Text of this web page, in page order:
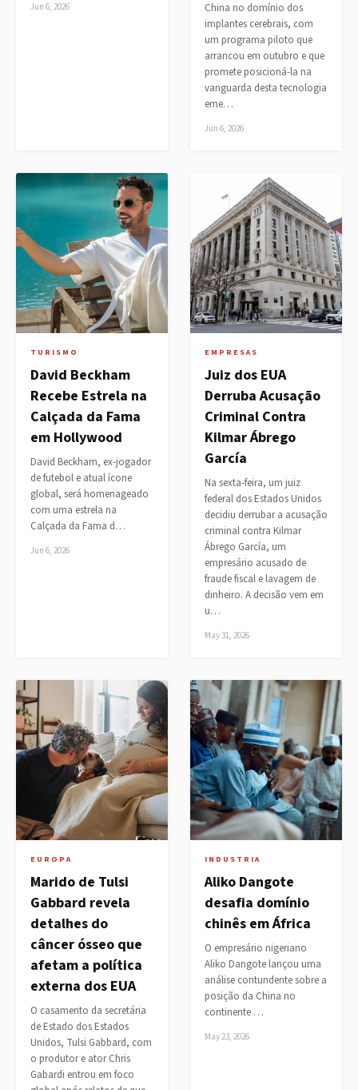
Jun 6, 2026
China no domínio dos
implantes cerebrais, com
um programa piloto que
arrancou em outubro e que
promete posicioná-la na
vanguarda desta tecnologia
eme…
Jun 6, 2026
TURISMO
David Beckham
Recebe Estrela na
Calçada da Fama
em Hollywood
David Beckham, ex-jogador
de futebol e atual ícone
global, será homenageado
com uma estrela na
Calçada da Fama d…
Jun 6, 2026
EMPRESAS
Juiz dos EUA
Derruba Acusação
Criminal Contra
Kilmar Ábrego
García
Na sexta-feira, um juiz
federal dos Estados Unidos
decidiu derrubar a acusação
criminal contra Kilmar
Ábrego García, um
empresário acusado de
fraude fiscal e lavagem de
dinheiro. A decisão vem em
u…
May 31, 2026
EUROPA
Marido de Tulsi
Gabbard revela
detalhes do
câncer ósseo que
afetam a política
externa dos EUA
O casamento da secretária
de Estado dos Estados
Unidos, Tulsi Gabbard, com
o produtor e ator Chris
Gabardi entrou em foco
INDUSTRIA
Aliko Dangote
desafia domínio
chinês em África
O empresário nigeriano
Aliko Dangote lançou uma
análise contundente sobre a
posição da China no
continente …
May 23, 2026